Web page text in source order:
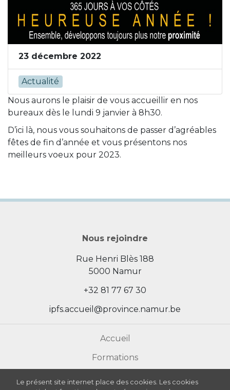
23 décembre 2022
Actualité
Nous aurons le plaisir de vous accueillir en nos
bureaux dès le lundi 9 janvier à 8h30.
D’ici là, nous vous souhaitons de passer d’agréables
fêtes de fin d’année et vous présentons nos
meilleurs voeux pour 2023.
Nous rejoindre
Rue Henri Blès 188
5000 Namur
+32 81 77 67 30
ipfs.accueil@province.namur.be
Accueil
Formations
Le présent site internet place des cookies. Les cookies